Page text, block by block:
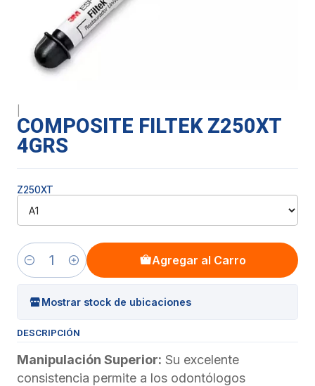
COMPOSITE FILTEK Z250XT
4GRS
Z250XT
Cantidad
Agregar al Carro
Mostrar stock de ubicaciones
DESCRIPCIÓN
Manipulación Superior: Su excelente
consistencia permite a los odontólogos